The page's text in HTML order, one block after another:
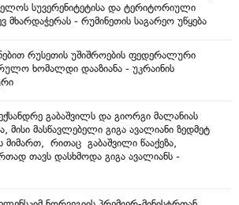
სუვერენიტეტისა და ტერიტორიული
მხარდაჭერას - რუმინეთის საგარეო უწყება
რუსეთის უშიშროების ფედერალური
ხომალდი დააზიანა - უკრაინის
გაბაშვილს და გიორგი მალანიას
მასწავლებელი გიგა ავალიანი ზედმეტ
მიმართ, რითაც გაბაშვილი წააქეზა,
თავს დასხმოდა გიგა ავალიანს -